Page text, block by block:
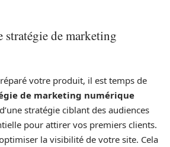
stratégie de marketing
votre produit, il est temps de
de marketing numérique
stratégie ciblant des audiences
pour attirer vos premiers clients.
la visibilité de votre site. Cela